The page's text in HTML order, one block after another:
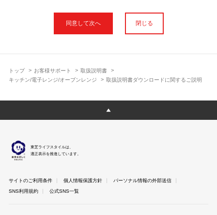
トップ お客様サポート
取扱説明書
キッチン/電子レンジ/オーブンレンジ
取扱説明書ダウンロードに関するご説明
使用上のご注意や安全上のご注意、また測定基準や数値等は取扱
説明書が作成された時点での基準に応じた内容となっております
明書以外の印刷物が同梱されている場合がありますが、本サイト
ではそれらを全て公開しておりませんのであらかじめご了承くだ
本サイトのサービスは予告なく中止または内容を変更する場合が
ございますのであらかじめご了承ください。
さま以外からのお問い合わせにはお答えできない場合があります
のであらかじめご了承ください。
閉じる
東芝ライフスタイルは、
適正表示を推進しています。
サイトのご利用条件 個人情報保護方針
パーソナル情報の外部送信
SNS利用規約
公式SNS一覧